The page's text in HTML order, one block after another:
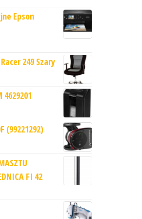
Epson
249 Szary
(99221292)
FI 42